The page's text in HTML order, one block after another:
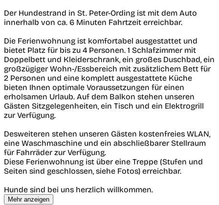
Der Hundestrand in St. Peter-Ording ist mit dem Auto
innerhalb von ca. 6 Minuten Fahrtzeit erreichbar.
Die Ferienwohnung ist komfortabel ausgestattet und
bietet Platz für bis zu 4 Personen. 1 Schlafzimmer mit
Doppelbett und Kleiderschrank, ein großes Duschbad, ein
großzügiger Wohn-/Essbereich mit zusätzlichem Bett für
2 Personen und eine komplett ausgestattete Küche
bieten Ihnen optimale Voraussetzungen für einen
erholsamen Urlaub. Auf dem Balkon stehen unseren
Gästen Sitzgelegenheiten, ein Tisch und ein Elektrogrill
zur Verfügung.
Desweiteren stehen unseren Gästen kostenfreies WLAN,
eine Waschmaschine und ein abschließbarer Stellraum
für Fahrräder zur Verfügung.
Diese Ferienwohnung ist über eine Treppe (Stufen und
Seiten sind geschlossen, siehe Fotos) erreichbar.
Hunde sind bei uns herzlich willkommen.
Mehr anzeigen